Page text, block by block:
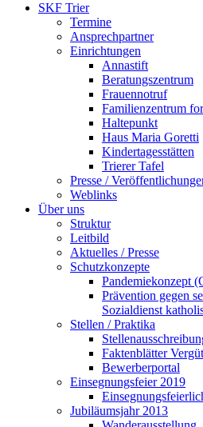
SKF Trier
Termine
Ansprechpartner
Einrichtungen
Annastift
Beratungszentrum
Frauennotruf
Familienzentrum
Haltepunkt
Haus Maria Goretti
Kindertagesstätten
Trierer Tafel
Presse /
Weblinks
Über uns
Struktur
Leitbild
Aktuelles / Presse
Schutzkonzepte
Pandemiekonzept
Prävention gegen
Sozialdienst
Stellen / Praktika
Faktenblätter
Bewerberportal
Einsegnungsfeier 2019
Jubiläumsjahr 2013